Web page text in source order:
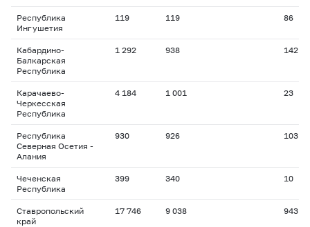
Республика
Ингушетия
119 119 86
Кабардино-
Балкарская
Республика
1 292 938 142
Карачаево-
Черкесская
Республика
4 184 1 001 23
Республика
Северная Осетия -
Алания
930 926 103
Чеченская
Республика
399 340 10
Ставропольский
край
17 746 9 038 943